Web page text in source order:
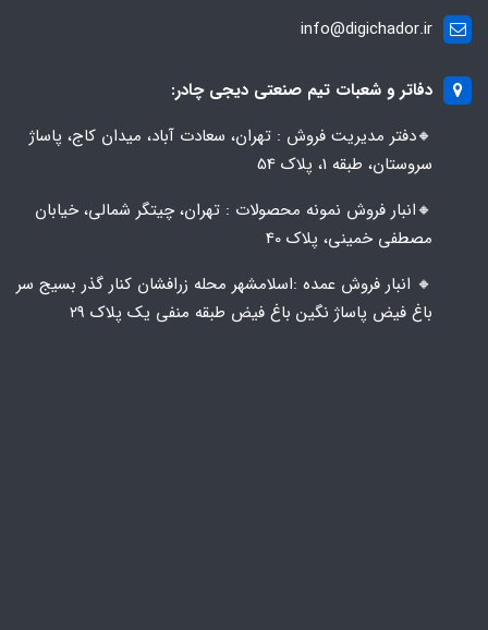
info@digichador.ir
دفاتر و شعبات تیم صنعتی دیجی چادر:
🔸️​​دفتر مدیریت فروش : تهران، سعادت آباد، میدان کاج، پاساژ
سروستان، طبقه 1، پلاک 54
🔸️​​انبار فروش نمونه محصولات : تهران، چیتگر شمالی، خیابان
مصطفی خمینی، پلاک 40
🔸️ انبار فروش عمده :اسلامشهر محله زرافشان کنار گذر بسیج سر
باغ فیض پاساژ نگین باغ فیض طبقه منفی یک پلاک ۲۹